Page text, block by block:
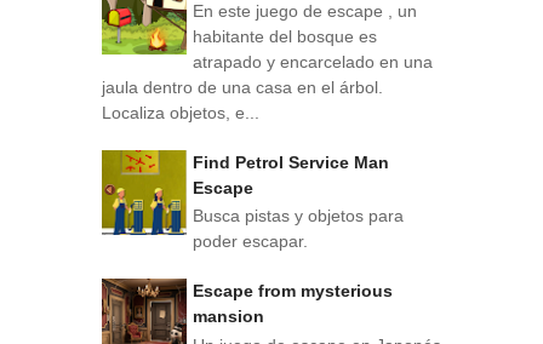
En este juego de escape , un
habitante del bosque es
atrapado y encarcelado en una
jaula dentro de una casa en el árbol.
Localiza objetos, e...
Find Petrol Service Man
Escape
Busca pistas y objetos para
poder escapar.
Escape from mysterious
mansion